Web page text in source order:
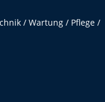
/ Wartung / Pflege /